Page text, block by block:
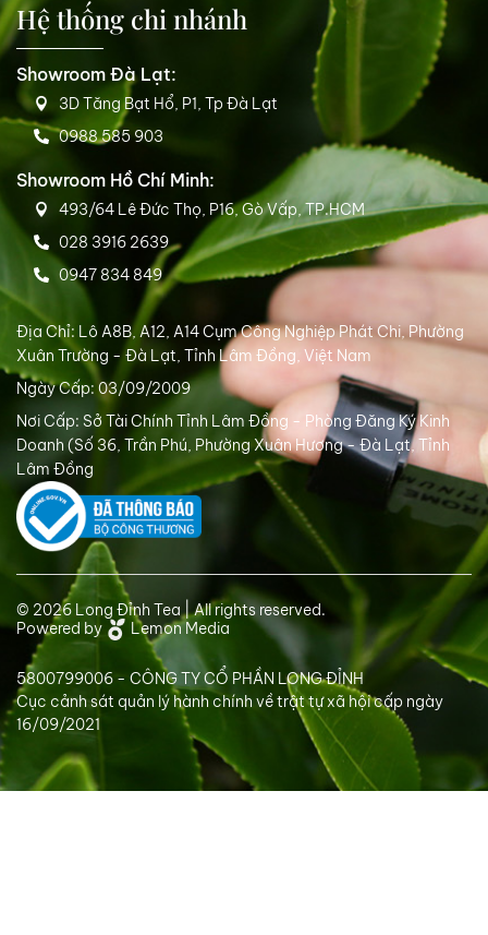
Hệ thống chi nhánh
Showroom Đà Lạt:
3D Tăng Bạt Hổ, P1, Tp Đà Lạt
0988 585 903
Showroom Hồ Chí Minh:
493/64 Lê Đức Thọ, P16, Gò Vấp, TP.HCM
028 3916 2639
0947 834 849
Địa Chỉ: Lô A8B, A12, A14 Cụm Công Nghiệp Phát Chi, Phường
Xuân Trường - Đà Lạt, Tỉnh Lâm Đồng, Việt Nam
Ngày Cấp: 03/09/2009
Nơi Cấp: Sở Tài Chính Tỉnh Lâm Đồng - Phòng Đăng Ký Kinh
Doanh (Số 36, Trần Phú, Phường Xuân Hương - Đà Lạt, Tỉnh
Lâm Đồng
© 2026 Long Đỉnh Tea | All rights reserved.
Powered by
Lemon Media
5800799006 - CÔNG TY CỔ PHẦN LONG ĐỈNH
Cục cảnh sát quản lý hành chính về trật tự xã hội cấp ngày
16/09/2021